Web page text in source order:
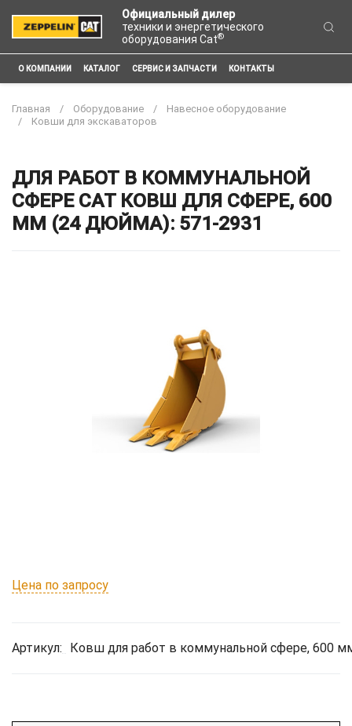
Официальный дилер
техники и энергетического
оборудования Cat®
О КОМПАНИИ КАТАЛОГ СЕРВИС И ЗАПЧАСТИ КОНТАКТЫ
Главная Оборудование
Навесное оборудование
Ковши для экскаваторов
ДЛЯ РАБОТ В КОММУНАЛЬНОЙ
СФЕРЕ CAT КОВШ ДЛЯ СФЕРЕ, 600
ММ (24 ДЮЙМА): 571-2931
Цена по запросу
Артикул: Ковш для работ в коммунальной сфере, 600